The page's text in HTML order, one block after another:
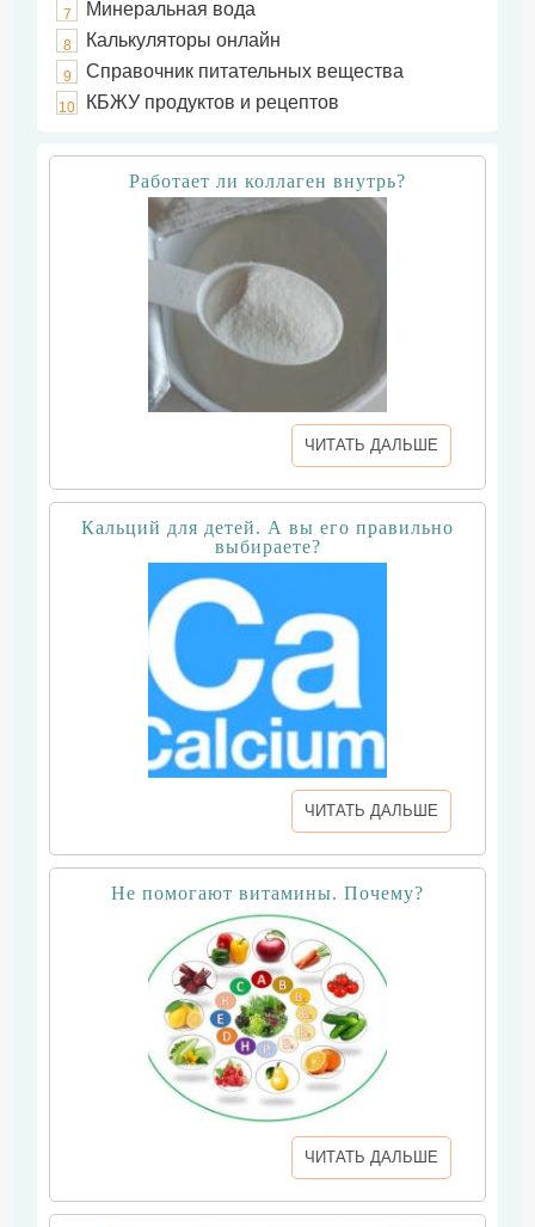
7 Минеральная вода
8 Калькуляторы онлайн
9 Справочник питательных вещества
10 КБЖУ продуктов и рецептов
Работает ли коллаген внутрь?
ЧИТАТЬ ДАЛЬШЕ
Кальций для детей. А вы его правильно
выбираете?
ЧИТАТЬ ДАЛЬШЕ
Не помогают витамины. Почему?
ЧИТАТЬ ДАЛЬШЕ